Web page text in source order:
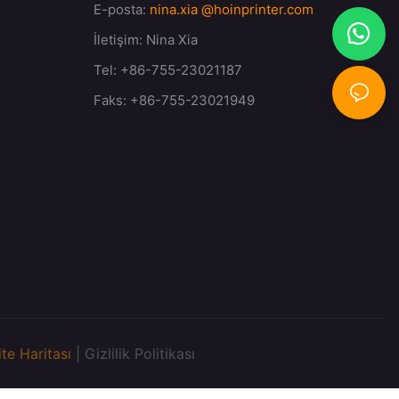
E-posta: nina.xia @hoinprinter.com
İletişim: Nina Xia
Tel: +86-755-23021187
Faks: +86-755-23021949
Haritası Gizlilik Politikası